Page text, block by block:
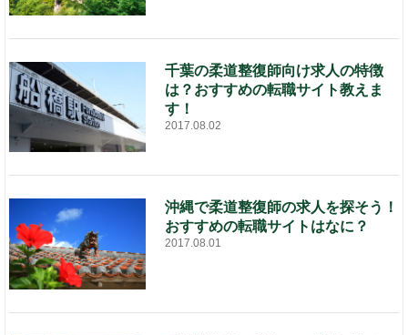
千葉の柔道整復師向け求人の特徴
は？おすすめの転職サイト教えま
す！
2017.08.02
沖縄で柔道整復師の求人を探そう！
おすすめの転職サイトはなに？
2017.08.01